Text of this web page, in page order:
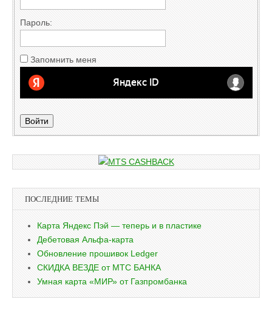
Пароль:
Запомнить меня
Войти
ПОСЛЕДНИЕ ТЕМЫ
Карта Яндекс Пэй — теперь и в пластике
Дебетовая Альфа-карта
Обновление прошивок Ledger
СКИДКА ВЕЗДЕ от МТС БАНКА
Умная карта «МИР» от Газпромбанка